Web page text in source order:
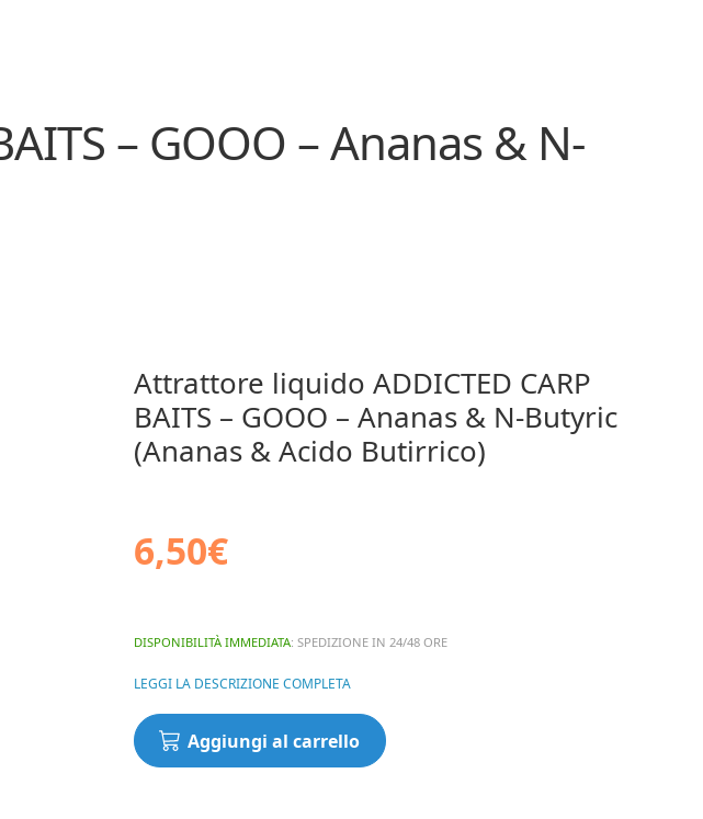
– GOOO – Ananas & N-
Attrattore liquido ADDICTED CARP
BAITS – GOOO – Ananas & N-Butyric
(Ananas & Acido Butirrico)
6,50€
DISPONIBILITÀ IMMEDIATA: SPEDIZIONE IN 24/48 ORE
LEGGI LA DESCRIZIONE COMPLETA
Attrattore
liquido
Aggiungi al carrello